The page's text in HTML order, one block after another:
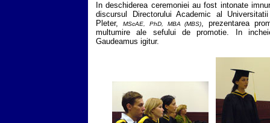
In deschiderea ceremoniei au fost intonate
discursul Directorului Academic al
Pleter,
MScAE, PhD, MBA (MBS), prezentarea
multumire ale sefului de promotie. In
Gaudeamus igitur.